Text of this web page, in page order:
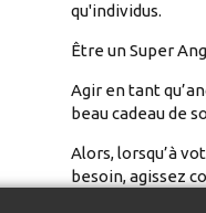
qu'individus.
Être un Super
Agir en tant
beau cadeau de
Alors, lorsqu’à
besoin, agissez